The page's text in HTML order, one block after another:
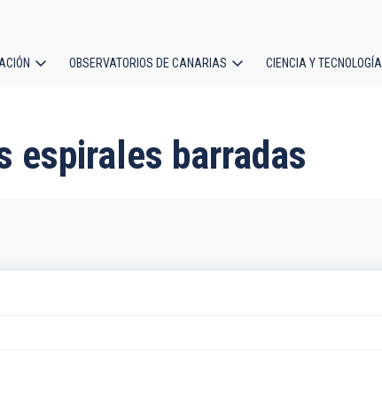
OBSERVATORIOS DE CANARIAS CIENCIA Y TECNOLOGÍA
espirales barradas